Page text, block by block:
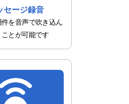
セージ録音
を音声で吹き込ん
とが可能です